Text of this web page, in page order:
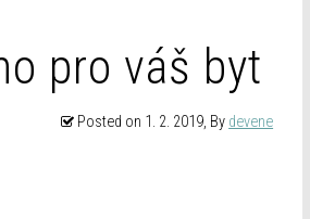
pro váš byt
Posted on 1. 2. 2019, By devene